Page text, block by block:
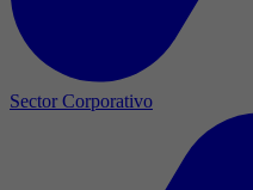
Sector Corporativo